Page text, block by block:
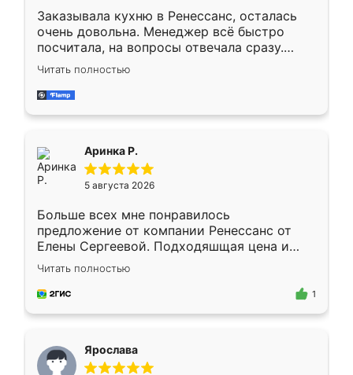
Заказывала кухню в Ренессанс, осталась
очень довольна. Менеджер всё быстро
посчитала, на вопросы отвечала сразу.
Замерщик приехал в субботу, подошёл к
делу со всей ответственностью. Собрали
за день, ребята работали аккуратно, даже
Читать полностью
Аринка Р.
5 августа 2026
Больше всех мне понравилось
предложение от компании Ренессанс от
Елены Сергеевой. Подходяшщая цена и
короткие сроки изготовления. Приехавший
для замера сотрудник Владислав
предложил по моему эскизу самый
Читать полностью
1
Ярослава